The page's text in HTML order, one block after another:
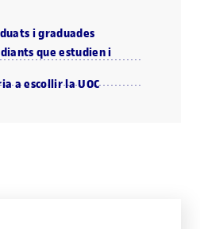
i graduades
que estudien i
a escollir la UOC